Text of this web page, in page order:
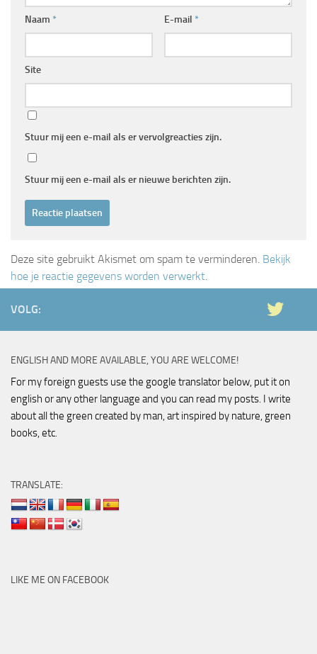
Naam * E-mail *
Site
Stuur mij een e-mail als er vervolgreacties zijn.
Stuur mij een e-mail als er nieuwe berichten zijn.
Deze site gebruikt Akismet om spam te verminderen. Bekijk
hoe je reactie gegevens worden verwerkt.
VOLG:
ENGLISH AND MORE AVAILABLE, YOU ARE WELCOME!
For my foreign guests use the google translator below, put it on
english or any other language and you can read my posts. I write
about all the green created by man, art inspired by nature, green
books, etc.
TRANSLATE:
LIKE ME ON FACEBOOK